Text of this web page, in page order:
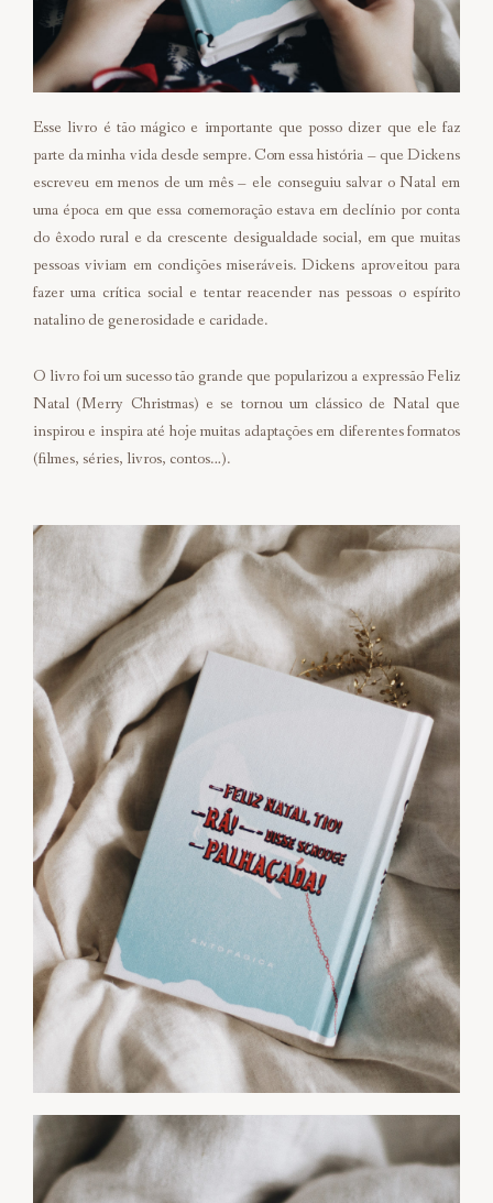
Esse livro é tão mágico e importante que posso dizer que ele faz
parte da minha vida desde sempre. Com essa história – que Dickens
escreveu em menos de um mês – ele conseguiu salvar o Natal em
uma época em que essa comemoração estava em declínio por conta
do êxodo rural e da crescente desigualdade social, em que muitas
pessoas viviam em condições miseráveis. Dickens aproveitou para
fazer uma crítica social e tentar reacender nas pessoas o espírito
natalino de generosidade e caridade.
O livro foi um sucesso tão grande que popularizou a expressão Feliz
Natal (Merry Christmas) e se tornou um clássico de Natal que
inspirou e inspira até hoje muitas adaptações em diferentes formatos
(filmes, séries, livros, contos…).